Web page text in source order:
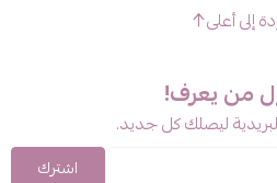
إلى أعلى
من يعرف!
ليصلك كل جديد.
اشترك